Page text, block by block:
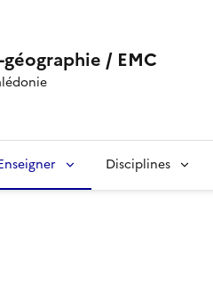
/ EMC
Disciplines